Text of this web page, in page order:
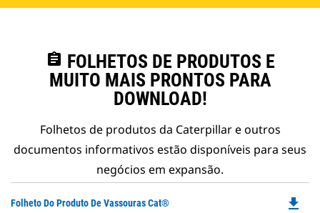
assignment FOLHETOS DE PRODUTOS E
MUITO MAIS PRONTOS PARA
DOWNLOAD!
Folhetos de produtos da Caterpillar e outros
documentos informativos estão disponíveis para seus
negócios em expansão.
Folheto Do Produto De Vassouras Cat® file_download